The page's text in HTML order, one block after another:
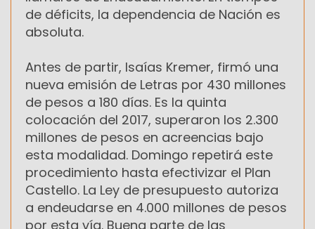
de déficits, la dependencia de Nación es
absoluta.
Antes de partir, Isaías Kremer, firmó una
nueva emisión de Letras por 430 millones
de pesos a 180 días. Es la quinta
colocación del 2017, superaron los 2.300
millones de pesos en acreencias bajo
esta modalidad. Domingo repetirá este
procedimiento hasta efectivizar el Plan
Castello. La Ley de presupuesto autoriza
a endeudarse en 4.000 millones de pesos
por esta vía. Buena parte de las